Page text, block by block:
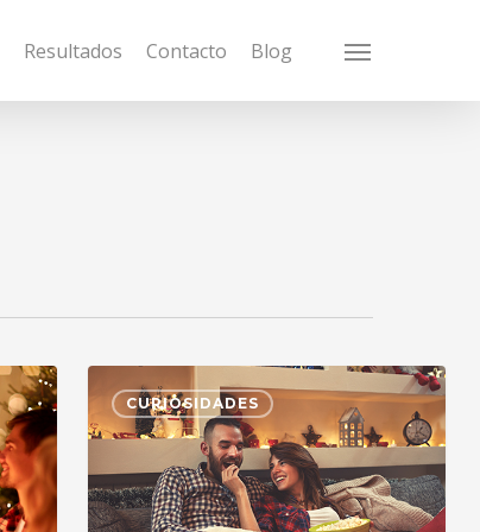
Resultados Contacto Blog Menu
CURIOSIDADES